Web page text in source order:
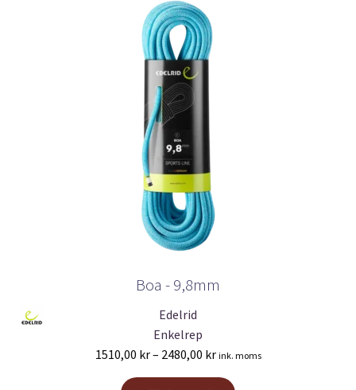
Boa - 9,8mm
Edelrid
Enkelrep
1510,00 kr– 2480,00 krPrisintervall:
ink. moms
Den